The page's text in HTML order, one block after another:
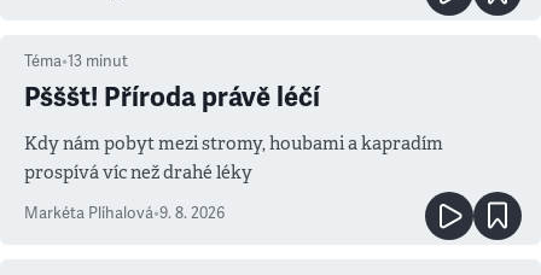
Téma•13 minut
Pšššt! Příroda právě léčí
Kdy nám pobyt mezi stromy, houbami a kapradím
prospívá víc než drahé léky
Markéta Plíhalová•9. 8. 2026